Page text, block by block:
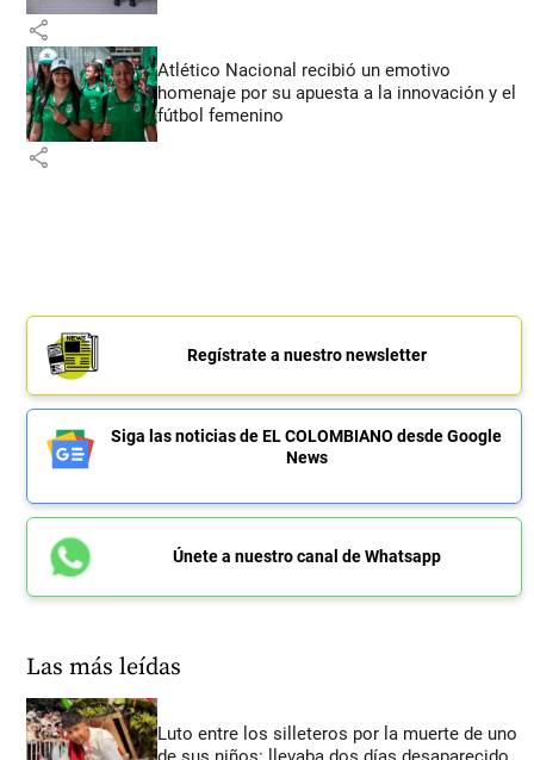
share
Atlético Nacional recibió un emotivo
homenaje por su apuesta a la innovación y el
fútbol femenino
share
Regístrate a nuestro newsletter
Siga las noticias de EL COLOMBIANO desde Google
News
Únete a nuestro canal de Whatsapp
Las más leídas
Luto entre los silleteros por la muerte de uno